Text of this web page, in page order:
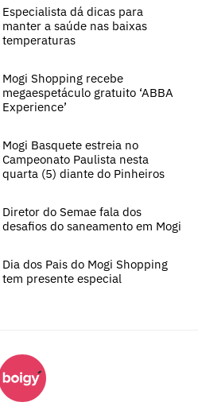
Especialista dá dicas para
manter a saúde nas baixas
temperaturas
Mogi Shopping recebe
megaespetáculo gratuito ‘ABBA
Experience’
Mogi Basquete estreia no
Campeonato Paulista nesta
quarta (5) diante do Pinheiros
Diretor do Semae fala dos
desafios do saneamento em Mogi
Dia dos Pais do Mogi Shopping
tem presente especial